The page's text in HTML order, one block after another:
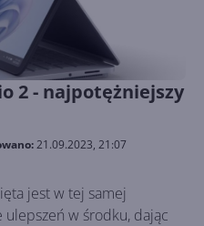
2 - najpotężniejszy
21.09.2023, 21:07
jest w tej samej
ulepszeń w środku, dając